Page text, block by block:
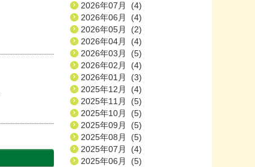
2026年07月 (4)
2026年06月 (4)
2026年05月 (2)
2026年04月 (4)
2026年03月 (5)
2026年02月 (4)
2026年01月 (3)
2025年12月 (4)
2025年11月 (5)
2025年10月 (5)
2025年09月 (5)
2025年08月 (5)
2025年07月 (4)
2025年06月 (5)